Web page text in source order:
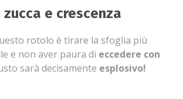
e crescenza
rotolo è tirare la sfoglia più
e non aver paura di eccedere con
sarà decisamente esplosivo!